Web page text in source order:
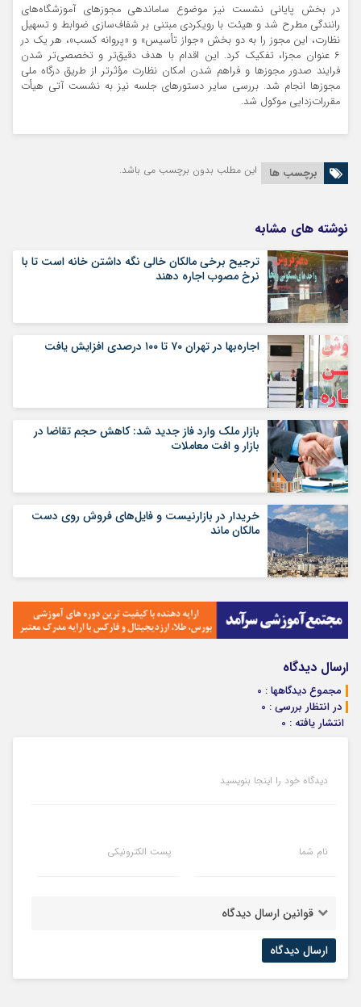
در بخش پایانی نشست نیز موضوع ساماندهی مجوز‌های آموزشگاه‌های
رانندگی مطرح شد و هیئت با رویکردی مبتنی بر شفاف‌سازی ضوابط و تسهیل
نظارت، این مجوز را به دو بخش «جواز تأسیس» و «پروانه کسب»، هر یک در
۶ عنوان مجزا، تفکیک کرد. این اقدام با هدف دقیق‌تر و تخصصی‌تر شدن
فرایند صدور مجوز‌ها و فراهم شدن امکان نظارت مؤثرتر از طریق درگاه ملی
مجوز‌ها انجام شد. بررسی سایر دستور‌های جلسه نیز به نشست آتی هیأت
مقررات‌زدایی موکول شد.
برچسب ها این مطلب بدون برچسب می باشد.
نوشته های مشابه
ترجیح برخی مالکان خالی نگه داشتن خانه است تا با
نرخ مصوب اجاره دهند
اجاره‌بها در تهران ۷۰ تا ۱۰۰ درصدی افزایش یافت
بازار ملک وارد فاز جدید شد: کاهش حجم تقاضا در
بازار و افت معاملات
خریدار در بازارنیست و فایل‌های فروش روی دست
مالکان ماند
ارسال دیدگاه
مجموع دیدگاهها : 0
در انتظار بررسی : 0
انتشار یافته : 0
دیدگاه خود را اینجا بنویسید
نام شما پست الکترونیکی
قوانین ارسال دیدگاه